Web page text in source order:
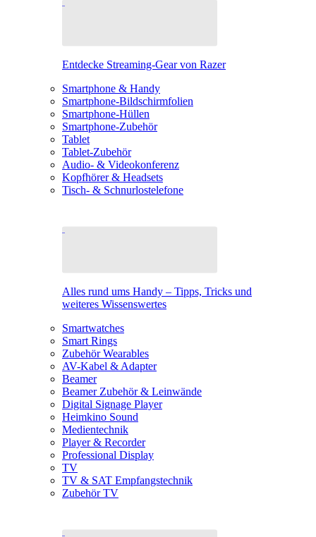
Entdecke Streaming-Gear von Razer
Smartphone & Handy
Smartphone-Bildschirmfolien
Smartphone-Hüllen
Smartphone-Zubehör
Tablet
Tablet-Zubehör
Audio- & Videokonferenz
Kopfhörer & Headsets
Tisch- & Schnurlostelefone
Alles rund ums Handy – Tipps, Tricks und
weiteres Wissenswertes
Smartwatches
Smart Rings
Zubehör Wearables
AV-Kabel & Adapter
Beamer
Beamer Zubehör & Leinwände
Digital Signage Player
Heimkino Sound
Medientechnik
Player & Recorder
Professional Display
TV
TV & SAT Empfangstechnik
Zubehör TV